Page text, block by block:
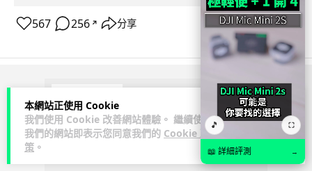
本網站正使用 Cookie
我們使用 Cookie 改善網站體驗。 繼續使用
我們的網站即表示您同意我們的 Cookie 政
策 。
567 256 ↗ 分享
🎵 ⛶
📖 詳細評測 →